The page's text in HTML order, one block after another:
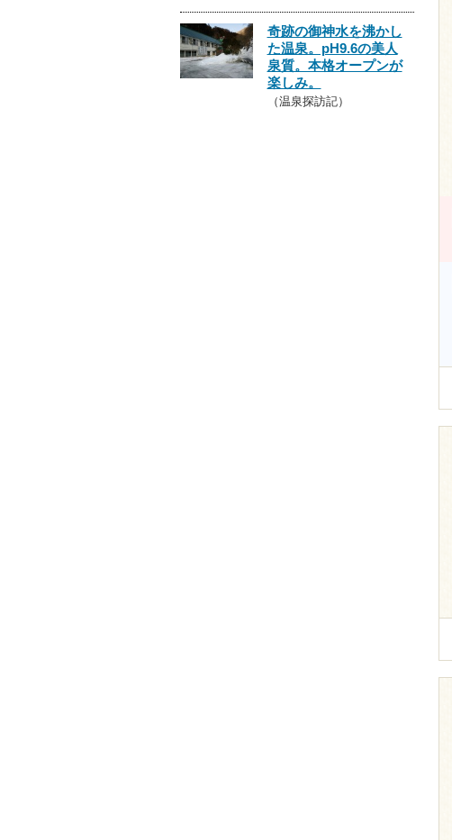
奇跡の御神水を沸かし
た温泉。pH9.6の美人
泉質。本格オープンが
楽しみ。
（温泉探訪記）